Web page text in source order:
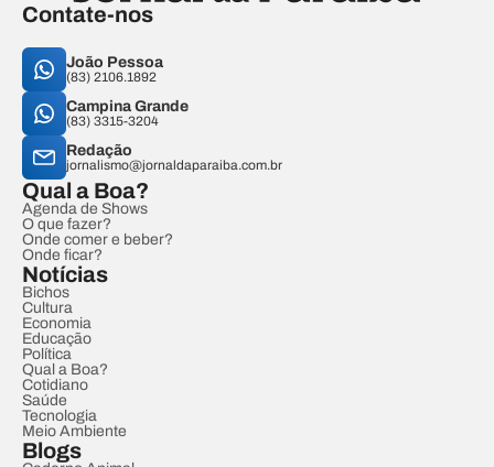
Contate-nos
João Pessoa
(83) 2106.1892
Campina Grande
(83) 3315-3204
Redação
jornalismo@jornaldaparaiba.com.br
Qual a Boa?
Agenda de Shows
O que fazer?
Onde comer e beber?
Onde ficar?
Notícias
Bichos
Cultura
Economia
Educação
Política
Qual a Boa?
Cotidiano
Saúde
Tecnologia
Meio Ambiente
Blogs